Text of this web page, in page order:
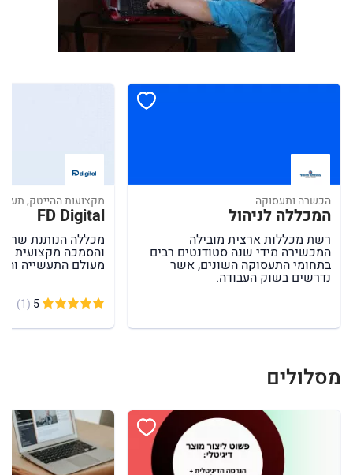
הכשרה ותעסוקה
המכללה לניהול
רשת מכללות ארצית מובילה
המכשירה מידי שנה סטודנטים רבים
בתחומי התעסוקה השונים, אשר
נדרשים בשוק העבודה.
מקצועות ההייטק,
FD Digital
מכללה הנותנת
והסמכה מקצועית
מעולם התעשייה
(1) 5
מסלולים